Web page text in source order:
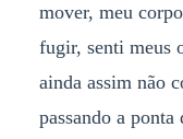
mover, meu
fugir, senti meus
ainda assim não
passando a